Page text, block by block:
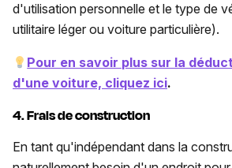
d'utilisation personnelle et le type de
utilitaire léger ou voiture particulière).
Pour en savoir plus sur la
d'une voiture, cliquez ici.
4. Frais de construction
En tant qu'indépendant dans la